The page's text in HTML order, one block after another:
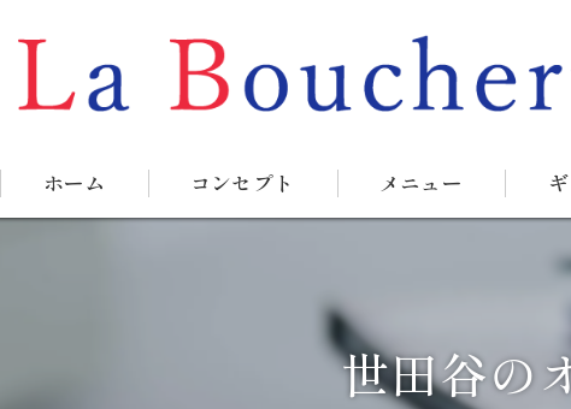
ホーム コンセプト メニュー
世田谷の